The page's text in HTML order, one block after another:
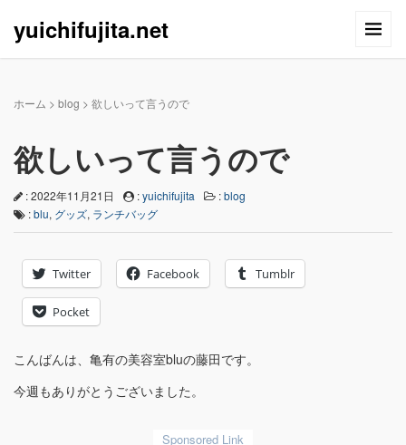
yuichifujita.net
ホーム > blog > 欲しいって言うので
欲しいって言うので
: 2022年11月21日 :yuichifujita :blog
:blu, グッズ, ランチバッグ
Twitter Facebook Tumblr
Pocket
こんばんは、亀有の美容室bluの藤田です。
今週もありがとうございました。